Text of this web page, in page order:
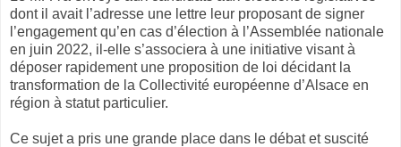
dont il avait l’adresse une lettre leur proposant de signer
l’engagement qu’en cas d’élection à l’Assemblée nationale
en juin 2022, il-elle s’associera à une initiative visant à
déposer rapidement une proposition de loi décidant la
transformation de la Collectivité européenne d’Alsace en
région à statut particulier.
Ce sujet a pris une grande place dans le débat et suscité